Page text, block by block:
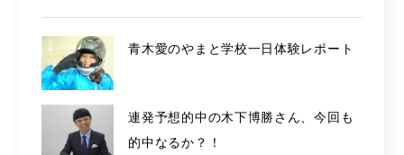
青木愛のやまと学校一日体験レポート
連発予想的中の木下博勝さん、今回も
的中なるか？！